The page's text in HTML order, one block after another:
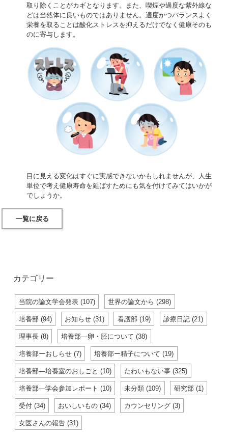
取り除くことがカギとなります。また、喫煙や過度な紫外線な
どは当然体に良いものではありません。適度かつバランスよく
栄養を取ることは酸化ストレスを抑えるだけでなく健康そのも
のに寄与します。
目に見える変化はすぐに実感できないかもしれませんが、人生
単位で考え健康寿命を延ばすためにも気を付けてみてはいかが
でしょうか。
一覧に戻る
カテゴリー
当院の論文学会発表 (107) 世界の論文から (298)
培養部 (94) お知らせ (31) 看護部 (19) 診療日記 (21)
理事長 (8) 培養部―卵・胚について (38)
培養部ーおしらせ (7) 培養部ー精子について (19)
培養部―培養室のおしごと (10) たわいもない事 (325)
培養部―学会参加レポート (10) 未分類 (109) 研究部 (1)
受付 (34) おいしいもの (34) カウンセリング (3)
女医さんの報告 (31)